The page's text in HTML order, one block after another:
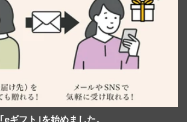
｢eギフト｣を始めました。